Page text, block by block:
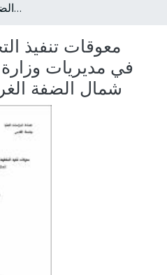
معوقات تنفيذ التخطيط الاستراتيجي في مديريات وزارة الصحة الفلسطينية شمال الضفة الغربية وسبل مواجهتها
معوقات تنفيذ
في مديريات
شمال الضفة